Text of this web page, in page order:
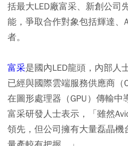
括最大LED廠富采、新創公司
能，爭取合作對象包括輝達、
者。
富采是國內LED龍頭，內部人
已經與國際雲端服務供應商（
在圖形處理器（GPU）傳輸中
富采研發人士表示，「雖然
領先，但公司擁有大量磊晶機